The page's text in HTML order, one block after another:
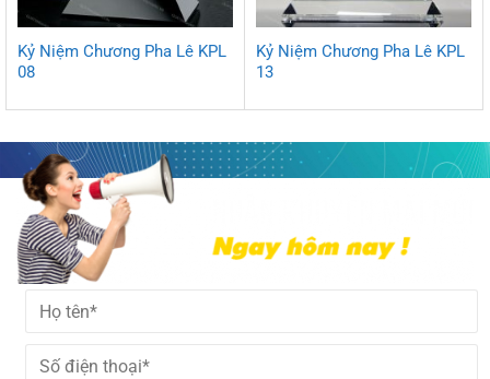
Kỷ Niệm Chương Pha Lê KPL
08
Kỷ Niệm Chương Pha Lê KPL
13